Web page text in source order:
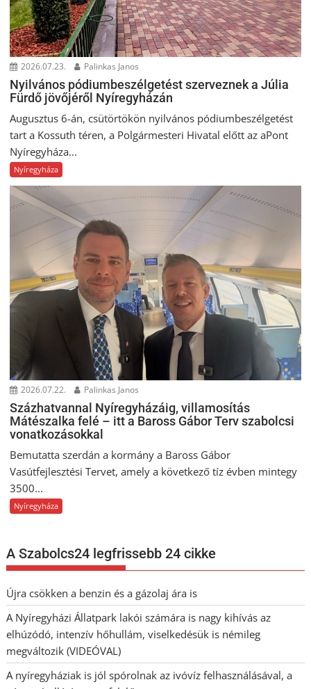
2026.07.23. Palinkas Janos
Nyilvános pódiumbeszélgetést szerveznek a Júlia
Fürdő jövőjéről Nyíregyházán
Augusztus 6-án, csütörtökön nyilvános pódiumbeszélgetést
tart a Kossuth téren, a Polgármesteri Hivatal előtt az aPont
Nyíregyháza...
Nyíregyháza
2026.07.22. Palinkas Janos
Százhatvannal Nyíregyházáig, villamosítás
Mátészalka felé – itt a Baross Gábor Terv szabolcsi
vonatkozásokkal
Bemutatta szerdán a kormány a Baross Gábor
Vasútfejlesztési Tervet, amely a következő tíz évben mintegy
3500...
Nyíregyháza
A Szabolcs24 legfrissebb 24 cikke
Újra csökken a benzin és a gázolaj ára is
A Nyíregyházi Állatpark lakói számára is nagy kihívás az
elhúzódó, intenzív hőhullám, viselkedésük is némileg
megváltozik (VIDEÓVAL)
A nyíregyháziak is jól spórolnak az ivóvíz felhasználásával, a